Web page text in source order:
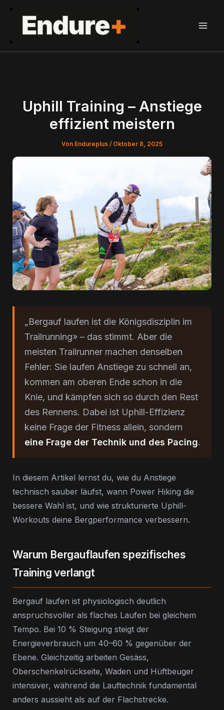
springen
Uphill Training – Anstiege
effizient meistern
Von Endureplus / Oktober 8, 2025
„Bergauf laufen ist die Königsdisziplin im
Trailrunning» – das stimmt. Aber die
meisten Trailrunner machen denselben
Fehler: Sie laufen Anstiege zu schnell an,
kommen am oberen Ende schon in die
Knie, und kämpfen sich so durch den Rest
des Rennens. Dabei ist Uphill-Effizienz
keine Frage der Fitness allein, sondern
eine Frage der Technik und des Pacing.
In diesem Artikel lernst du, wie du Anstiege
technisch sauber läufst, wann Power Hiking die
bessere Wahl ist, und wie strukturierte Uphill-
Workouts deine Bergperformance verbessern.
Warum Bergauflaufen spezifisches
Training verlangt
Bergauf laufen ist physiologisch deutlich
anspruchsvoller als flaches Laufen bei gleichem
Tempo. Bei 10 % Steigung steigt der
Energieverbrauch um 40–60 % gegenüber der
Ebene. Gleichzeitig arbeiten Gesäss,
Oberschenkelrückseite, Waden und Hüftbeuger
intensiver, während die Lauftechnik fundamental
anders aussieht als auf der Flachstrecke.